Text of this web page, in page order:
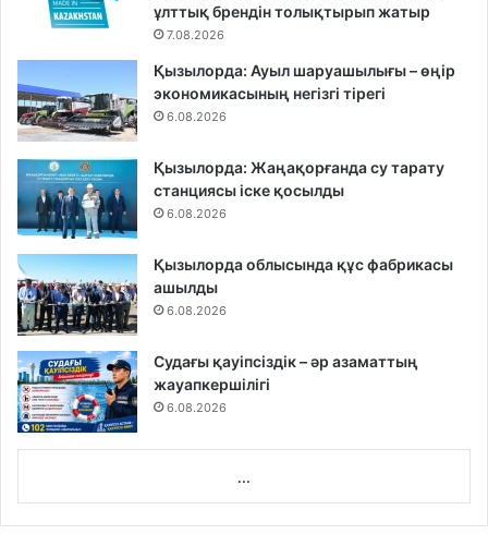
ұлттық брендін толықтырып жатыр
7.08.2026
Қызылорда: Ауыл шаруашылығы – өңір
экономикасының негізгі тірегі
6.08.2026
Қызылорда: Жаңақорғанда су тарату
станциясы іске қосылды
6.08.2026
Қызылорда облысында құс фабрикасы
ашылды
6.08.2026
Судағы қауіпсіздік – әр азаматтың
жауапкершілігі
6.08.2026
...